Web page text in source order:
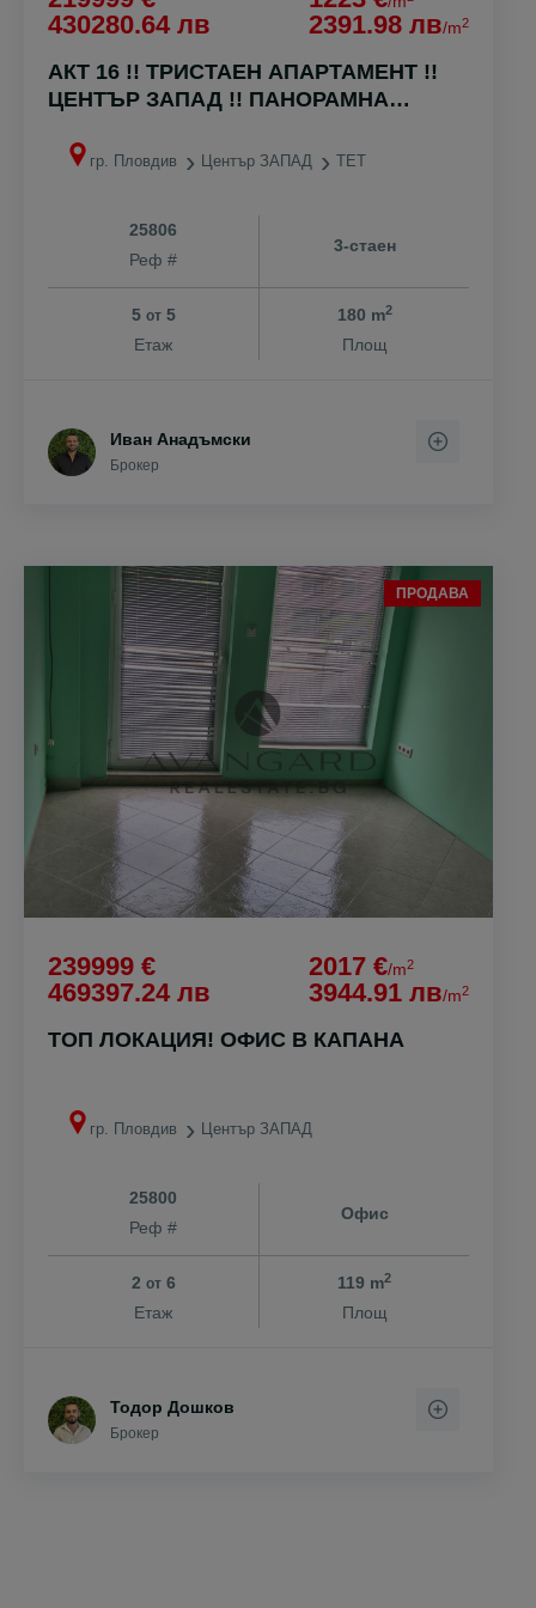
430280.64 лв
2391.98 лв/m2
АКТ 16 !! ТРИСТАЕН АПАРТАМЕНТ !!
ЦЕНТЪР ЗАПАД !! ПАНОРАМНА
гр. Пловдив Център ЗАПАД ТЕТ
25806
Реф #
3-стаен
5 от5
Етаж
180 m2
Площ
Иван Анадъмски
Брокер
ПРОДАВА
239999 €
469397.24 лв
2017 €/m2
3944.91 лв/m2
ТОП ЛОКАЦИЯ! ОФИС В КАПАНА
гр. Пловдив Център ЗАПАД
25800
Реф #
Офис
2 от6
Етаж
119 m2
Площ
Тодор Дошков
Брокер